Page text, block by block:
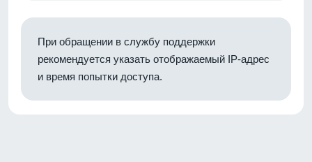
При обращении в службу поддержки
рекомендуется указать отображаемый IP-адрес
и время попытки доступа.